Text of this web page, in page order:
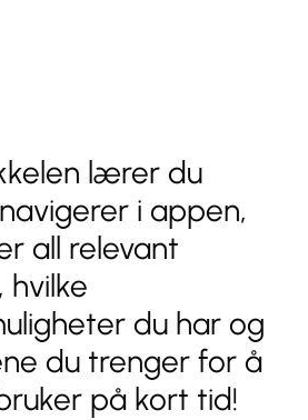
lærer du
i appen,
all relevant
hvilke
du har og
du trenger for å
på kort tid!